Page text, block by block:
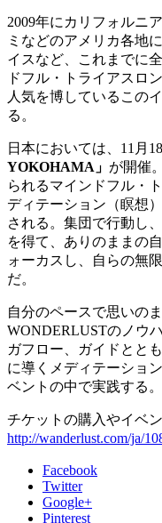
2009年にカリフォルニ
ミなどのアメリカ各地
イスなど、これまでに
ドフル・トライアスロ
人気を博しているこの
る。
日本においては、11月
YOKOHAMA」 が開催
られるマインドフル・
ディテーション（瞑想
される。集団で行動し
を得て、ありのままの
ォーカスし、自らの無
だ。
自分のペースで思いの
WONDERLUSTのノウ
ガフロー、ガイドとと
に導くメディテーショ
ベントの中で実践する。
チケットの購入やイベ
http://wanderlust.com/ja/
Facebook
Twitter
Google+
Pinterest